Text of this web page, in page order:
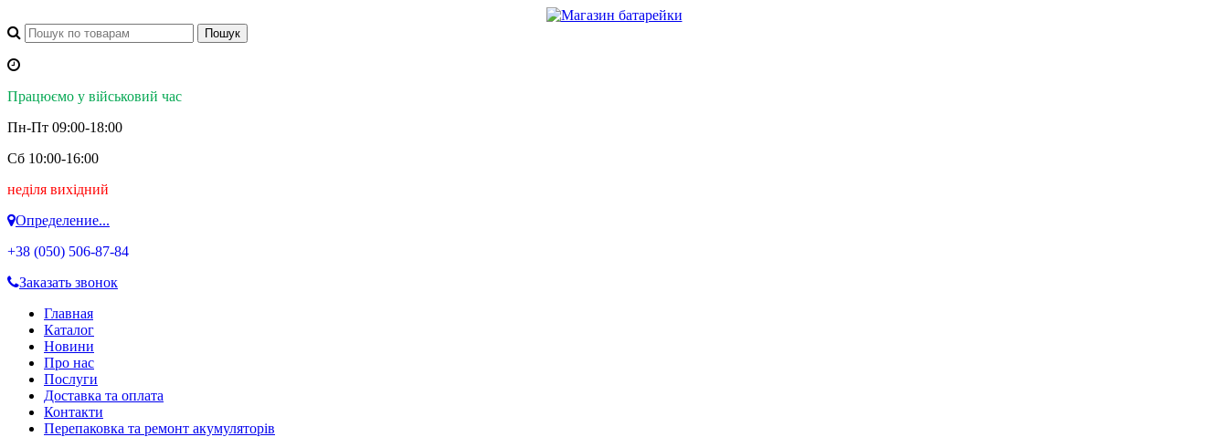
Працюємо у військовий час
Пн-Пт 09:00-18:00
Сб 10:00-16:00
неділя вихідний
Определение...
+38 (050) 506-87-84
Заказать звонок
Главная
Каталог
Новини
Про нас
Послуги
Доставка та оплата
Контакти
Перепаковка та ремонт акумуляторів